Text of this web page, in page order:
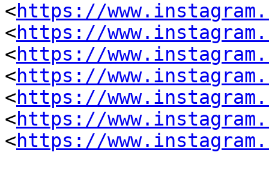
<https://
<https://
<https://
<https://
<https://
<https://
<https://